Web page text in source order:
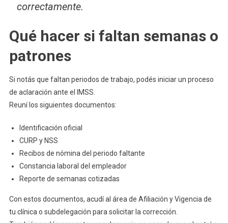
correctamente.
Qué hacer si faltan semanas o
patrones
Si notás que faltan periodos de trabajo, podés iniciar un proceso
de aclaración ante el IMSS.
Reuní los siguientes documentos:
Identificación oficial
CURP y NSS
Recibos de nómina del periodo faltante
Constancia laboral del empleador
Reporte de semanas cotizadas
Con estos documentos, acudí al área de Afiliación y Vigencia de
tu clínica o subdelegación para solicitar la corrección.